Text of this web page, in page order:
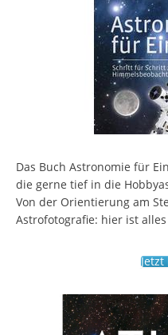
Das Buch Astronomie für
die gerne tief in die
Von der Orientierung am
Astrofotografie: hier ist